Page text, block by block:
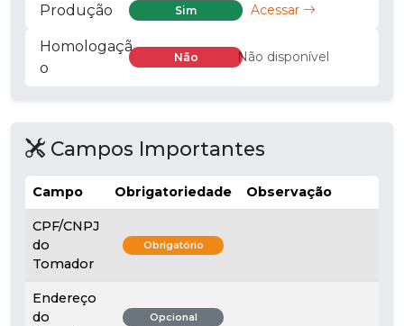
Produção Sim Acessar
Homologaçã
o
Não Não disponível
Campos Importantes
Campo Obrigatoriedade Observação
CPF/CNPJ
do
Tomador
Obrigatório
Endereço
do
Opcional